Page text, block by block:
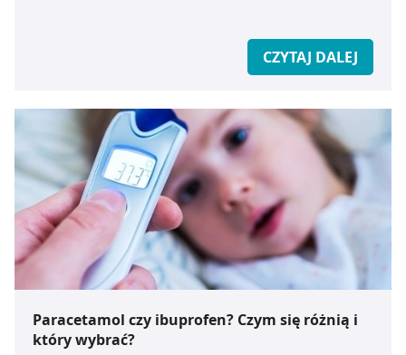
CZYTAJ DALEJ
Paracetamol czy ibuprofen? Czym się różnią i
który wybrać?